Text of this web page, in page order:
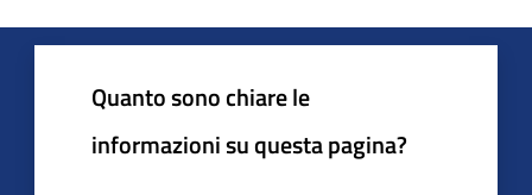
Quanto sono chiare le
informazioni su questa pagina?